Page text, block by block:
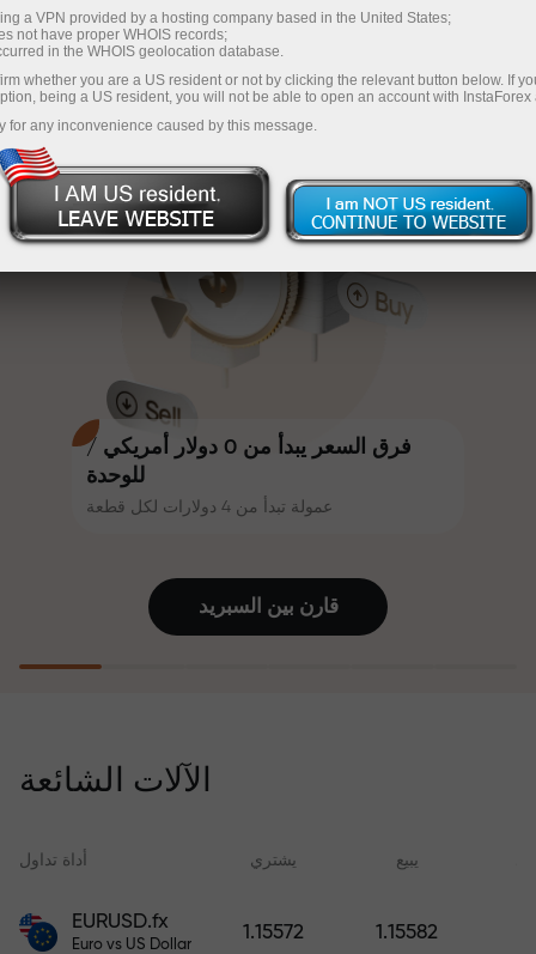
InstaForex
فرق السعر يبدأ من 0 دولار أمريكي /
للوحدة
عمولة تبدأ من 4 دولارات لكل قطعة
مواتية لتداول الأسهم والمؤشرات
فوركس الحصول على مكافأة تصل إلى
30% على إيداعه، والاستفادة من
عروض ترويجية وعروض خاصة أخرى.
تتشارك سرعة المسار وسرعة التداول
نفس القيم. يُضفي أليش لوبرايس
عناصر الحماس والانضباط على عالم
التداول، ويعمل كشريك يُلهم العملاء
لتحقيق أهداف طموحة.
إنستا فوركس على هاتف آيفون أو ماك
بوك أو رحلة أحلامه بمجرد إيداعه مبلغًا
من المال.
خسائرك ويضمن لك مضاعفة أرباحك
ثلاث مرات خلال ستة أشهر. تداول
سرعة
في التجارة وعلى الطريق السريع
جائزة هديتك الشخصية الكبرى
قم بإيداع المبلغ في حسابك باستخدام $333 — اختر هدية
تصل قيمتها إلى $1,500
تداول بدون مخاطرة -
نحن نضمن أرباحك
مكافأة تصل إلى 1000 ضعف - أكبر
قارن بين السبرید
الآلات الشائعة
أداة تداول يشتري يبيع
EURUSD.fx
Euro vs US Dollar
1.15572 1.15582
a VPN provided by a hosting company based in the United States;
not have proper WHOIS records;
in the WHOIS geolocation database.
whether you are a US resident or not by clicking the relevant button below. If
being a US resident, you will not be able to open an account with InstaForex
for any inconvenience caused by this message.